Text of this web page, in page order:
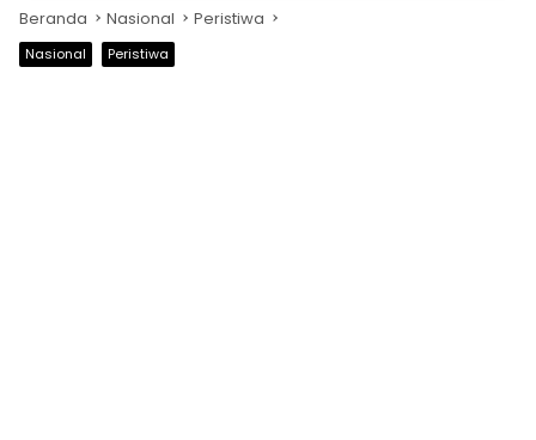
Beranda Nasional Peristiwa
Nasional Peristiwa